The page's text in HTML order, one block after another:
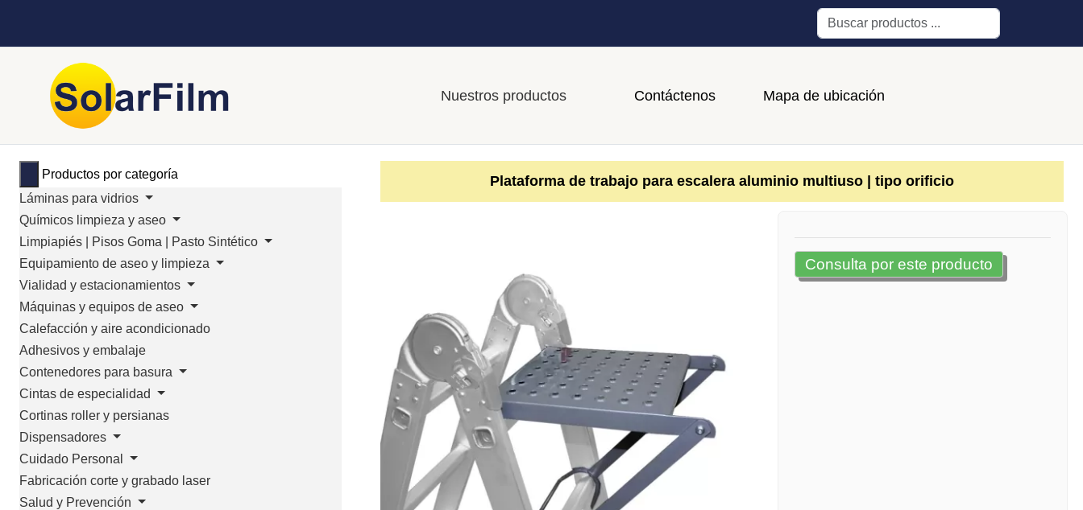
Buscar
Nuestros productos Contáctenos Mapa de ubicación
Productos por categoría
Láminas para vidrios
Químicos limpieza y aseo
Limpiapiés | Pisos Goma | Pasto Sintético
Equipamiento de aseo y limpieza
Vialidad y estacionamientos
Máquinas y equipos de aseo
Calefacción y aire acondicionado
Adhesivos y embalaje
Contenedores para basura
Cintas de especialidad
Cortinas roller y persianas
Dispensadores
Cuidado Personal
Fabricación corte y grabado laser
Salud y Prevención
Plataforma de trabajo para escalera aluminio multiuso | tipo orificio
Consulta por este producto